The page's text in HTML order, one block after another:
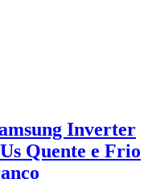
Inverter
Quente e Frio